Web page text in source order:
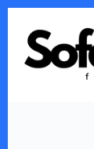
content